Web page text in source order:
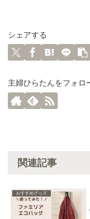
シェアする
主婦ひらたんをフォロ
関連記事
おすすめグッズ